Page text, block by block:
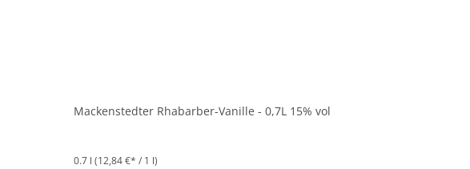
Mackenstedter Rhabarber-Vanille - 0,7L 15% vol
0.7 l (12,84 €* / 1 l)